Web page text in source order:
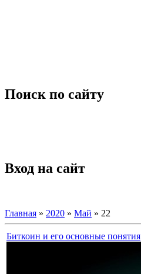
Поиск по сайту
Вход на сайт
Главная » 2020 » Май » 22
Биткоин и его основные понятия